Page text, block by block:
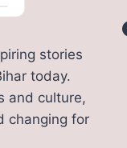
stories
today.
and culture,
changing for